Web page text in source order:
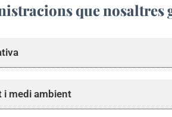
que nosaltres
i medi ambient